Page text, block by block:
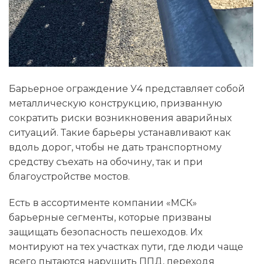
Барьерное ограждение У4 представляет собой
металлическую конструкцию, призванную
сократить риски возникновения аварийных
ситуаций. Такие барьеры устанавливают как
вдоль дорог, чтобы не дать транспортному
средству съехать на обочину, так и при
благоустройстве мостов.
Есть в ассортименте компании «МСК»
барьерные сегменты, которые призваны
защищать безопасность пешеходов. Их
монтируют на тех участках пути, где люди чаще
всего пытаются нарушить ППД, переходя